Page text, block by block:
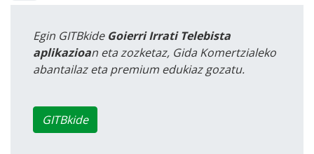
Egin GITBkide Goierri Irrati Telebista
aplikazioan eta zozketaz, Gida Komertzialeko
abantailaz eta premium edukiaz gozatu.
GITBkide